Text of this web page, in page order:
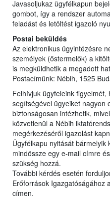
Javasoljukaz ügyfélkapun
gombot, így a rendszer
feladást és letöltést igazoló
Postai beküldés
Az elektronikus ügyintézésre
személyek (őstermelők) a
is megküldhetik a megadott
Postacímünk: Nébih, 1525
Felhívjuk ügyfeleink
segítségével ügyeiket nagyon
biztonságosan intézhetik,
közvetlenül a Nébih
megérkezéséről igazolást
Ügyfélkapu nyitását
mindössze egy e-mail címre
szükség hozzá.
További kérdés esetén
Erőforrások Igazgatóságához
címen.